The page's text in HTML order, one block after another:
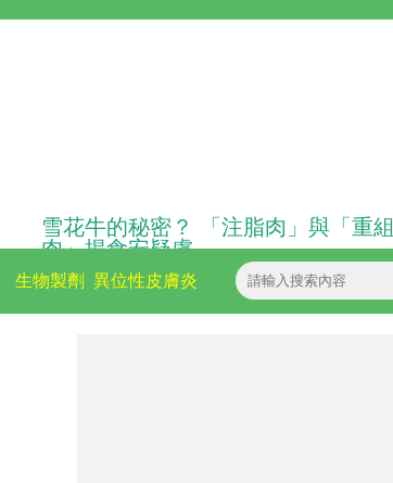
雪花牛的秘密？ 「注脂肉」與「重
肉」揭食安疑慮
異位性皮膚炎
生物製劑